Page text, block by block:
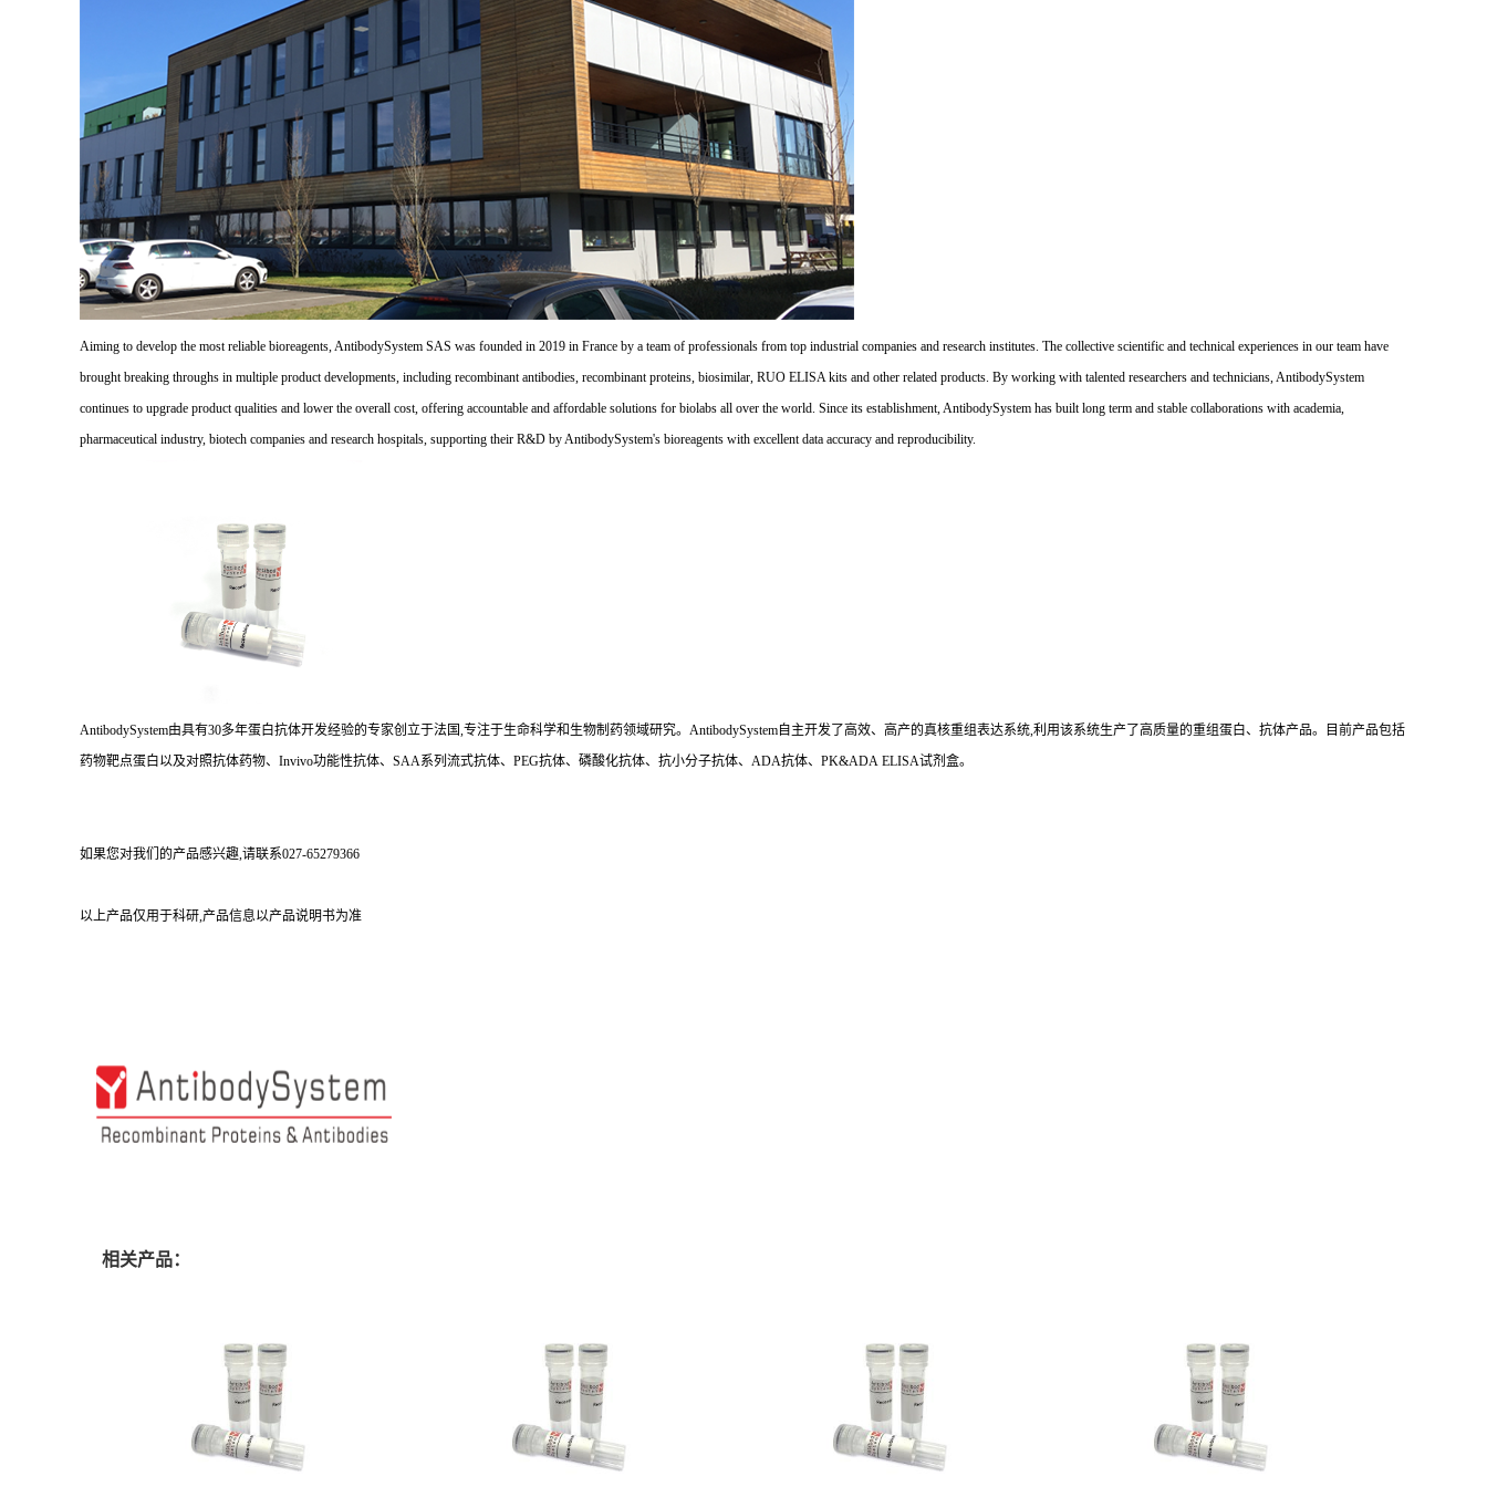
Aiming to develop the most reliable bioreagents, AntibodySystem SAS was founded in 2019 in France by a team of professionals from top industrial companies and research institutes. The collective scientific and technical experiences in our team have
brought breaking throughs in multiple product developments, including recombinant antibodies, recombinant proteins, biosimilar, RUO ELISA kits and other related products. By working with talented researchers and technicians, AntibodySystem
continues to upgrade product qualities and lower the overall cost, offering accountable and affordable solutions for biolabs all over the world. Since its establishment, AntibodySystem has built long term and stable collaborations with academia,
pharmaceutical industry, biotech companies and research hospitals, supporting their R&D by AntibodySystem's bioreagents with excellent data accuracy and reproducibility.
AntibodySystem由具有30多年蛋白抗体开发经验的专家创立于法国,专注于生命科学和生物制药领域研究。AntibodySystem自主开发了高效、高产的真核重组表达系统,利用该系统生产了高质量的重组蛋白、抗体产品。目前产品包括
药物靶点蛋白以及对照抗体药物、Invivo功能性抗体、SAA系列流式抗体、PEG抗体、磷酸化抗体、抗小分子抗体、ADA抗体、PK&ADA ELISA试剂盒。
如果您对我们的产品感兴趣,请联系027-65279366
以上产品仅用于科研,产品信息以产品说明书为准
相关产品：